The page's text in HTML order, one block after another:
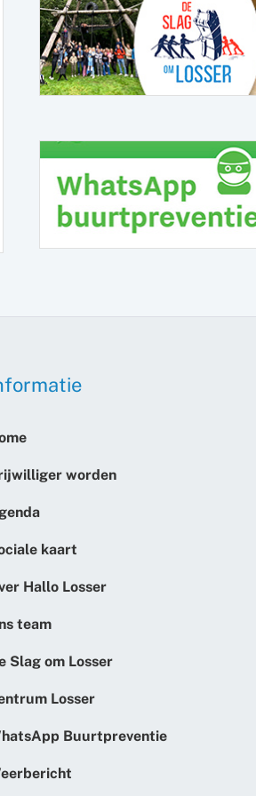
worden
kaart
Hallo Losser
team
Slag om Losser
Losser
Buurtpreventie